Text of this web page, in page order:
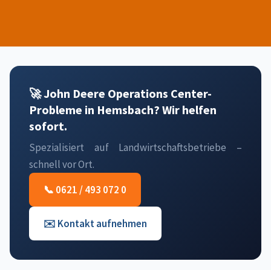
🚀 John Deere Operations Center-
Probleme in Hemsbach? Wir helfen
sofort.
Spezialisiert auf Landwirtschaftsbetriebe –
schnell vor Ort.
📞 0621 / 493 072 0
✉️ Kontakt aufnehmen